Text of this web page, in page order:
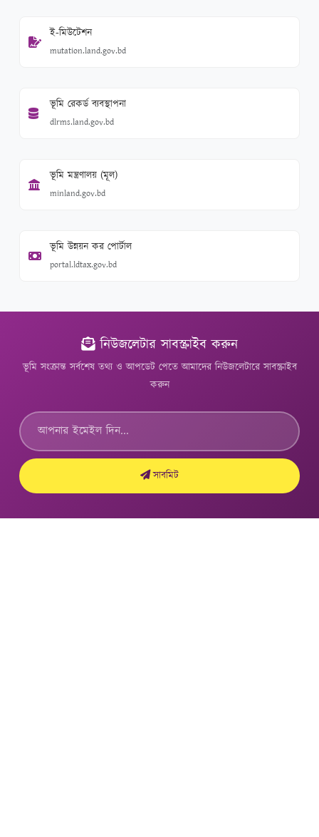
ই-মিউটেশন
mutation.land.gov.bd
ভূমি রেকর্ড ব্যবস্থাপনা
dlrms.land.gov.bd
ভূমি মন্ত্রণালয় (মূল)
minland.gov.bd
ভূমি উন্নয়ন কর পোর্টাল
portal.ldtax.gov.bd
নিউজলেটার সাবস্ক্রাইব করুন
ভূমি সংক্রান্ত সর্বশেষ তথ্য ও আপডেট পেতে আমাদের নিউজলেটারে সাবস্ক্রাইব
করুন
সাবমিট